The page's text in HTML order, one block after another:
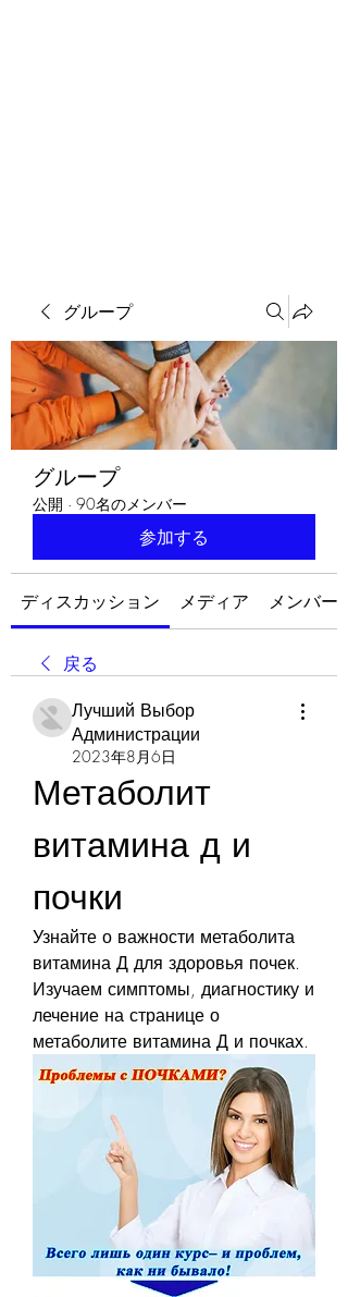
グループ
グループ
公開 · 90名のメンバー
参加する
ディスカッション メディア メンバー
戻る
Лучший Выбор
Администрации
2023年8月6日
Метаболит
витамина д и
почки
Узнайте о важности метаболита
витамина Д для здоровья почек.
Изучаем симптомы, диагностику и
лечение на странице о
метаболите витамина Д и почках.